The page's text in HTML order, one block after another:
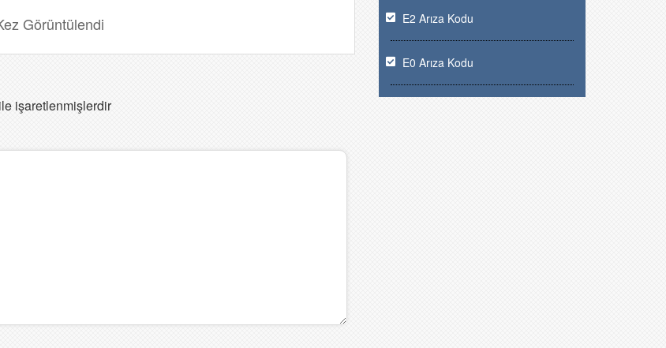
Görüntülendi
ile işaretlenmişlerdir
E2 Arıza Kodu
E0 Arıza Kodu